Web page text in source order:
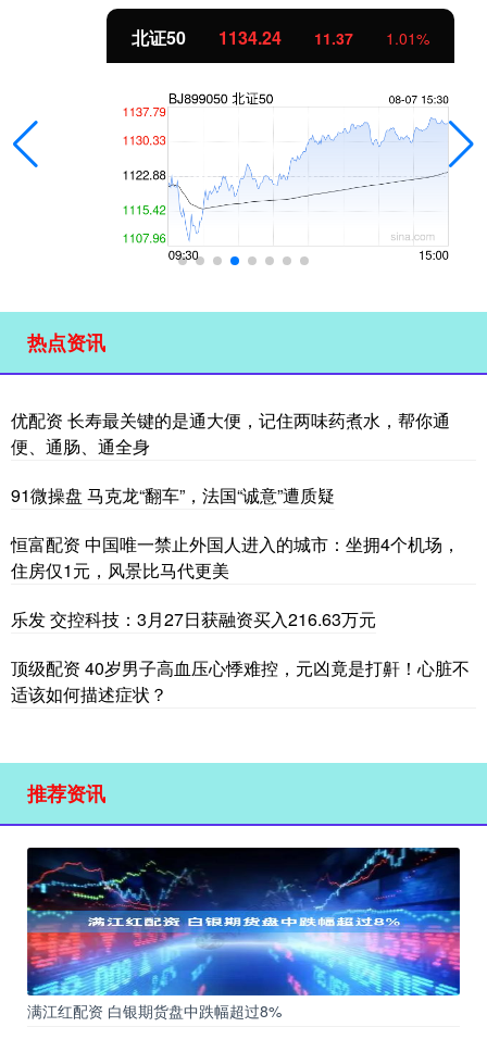
北证50 1134.24 11.37 1.01%
热点资讯
优配资 长寿最关键的是通大便，记住两味药煮水，帮你通
便、通肠、通全身
91微操盘 马克龙“翻车”，法国“诚意”遭质疑
恒富配资 中国唯一禁止外国人进入的城市：坐拥4个机场，
住房仅1元，风景比马代更美
乐发 交控科技：3月27日获融资买入216.63万元
顶级配资 40岁男子高血压心悸难控，元凶竟是打鼾！心脏不
适该如何描述症状？
推荐资讯
满江红配资 白银期货盘中跌幅超过8%